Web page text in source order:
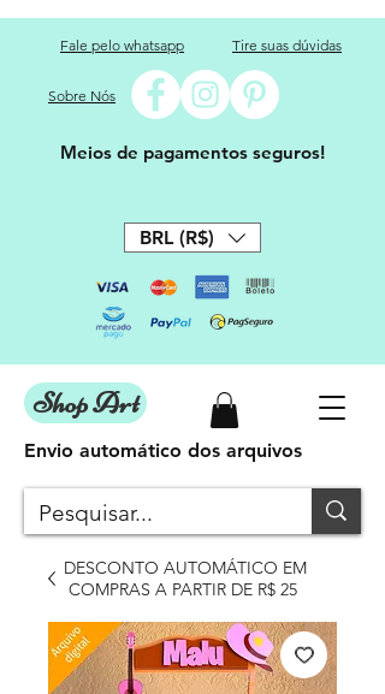
Fale pelo whatsapp Tire suas dúvidas
Sobre Nós
Meios de pagamentos seguros!
BRL (R$)
Shop Art
DESCONTO AUTOMÁTICO EM
COMPRAS A PARTIR DE R$ 25
Envio automático dos arquivos